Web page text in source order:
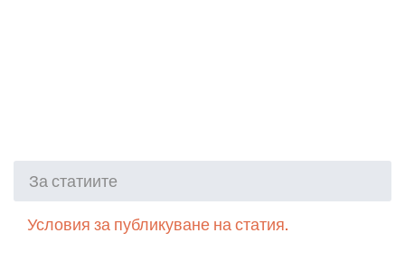
За статиите
Условия за публикуване на статия.